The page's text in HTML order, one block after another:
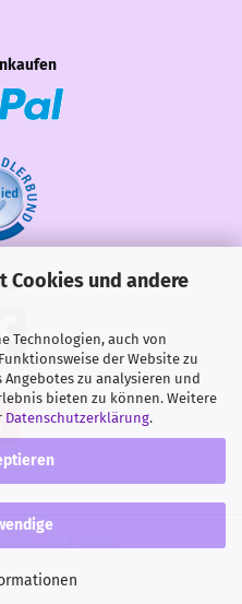
Cookies und andere
Technologien, auch von
der Website zu
zu analysieren und
bieten zu können. Weitere
Datenschutzerklärung.